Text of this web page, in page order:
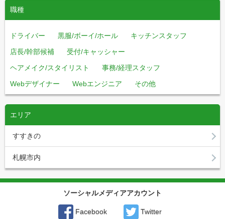
職種
ドライバー 黒服/ボーイ/ホール
キッチンスタッフ
店長/幹部候補
受付/キャッシャー
ヘアメイク/スタイリスト
事務/経理スタッフ
Webデザイナー
Webエンジニア その他
エリア
すすきの
札幌市内
ソーシャルメディアアカウント
Facebook Twitter